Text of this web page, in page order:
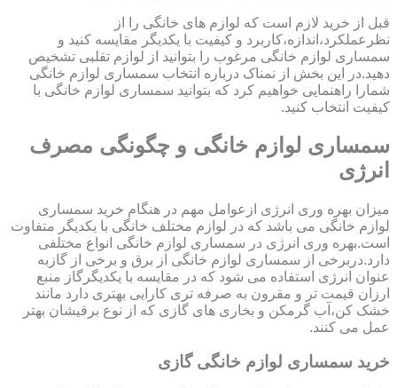
قبل از خرید لازم است که لوازم های خانگی را از
نظرعملکرد،اندازه،کاربرد و کیفیت با یکدیگر مقایسه کنید و
سمساری لوازم خانگی مرغوب را بتوانید از لوازم تقلبی تشخیص
دهید.در این بخش از نمناک درباره انتخاب سمساری لوازم خانگی
شمارا راهنمایی خواهیم کرد که بتوانید سمساری لوازم خانگی با
کیفیت انتخاب کنید.
سمساری لوازم خانگی و چگونگی مصرف
انرژی
میزان بهره وری انرژی ازعوامل مهم در هنگام خرید سمساری
لوازم خانگی می باشد که در لوازم مختلف خانگی با یکدیگر متفاوت
است.بهره وری انرژی در سمساری لوازم خانگی انواع مختلفی
دارد.دربرخی از سمساری لوازم خانگی از برق و برخی از گازبه
عنوان انرژی استفاده می شود که در مقایسه با یکدیگرگاز منبع
ارزان قیمت تر و مقرون به صرفه تری کارایی بهتری دارد مانند
خشک کن،آب گرمکن و بخاری های گازی که از نوع برقیشان بهتر
عمل می کنند.
خرید سمساری لوازم خانگی گازی